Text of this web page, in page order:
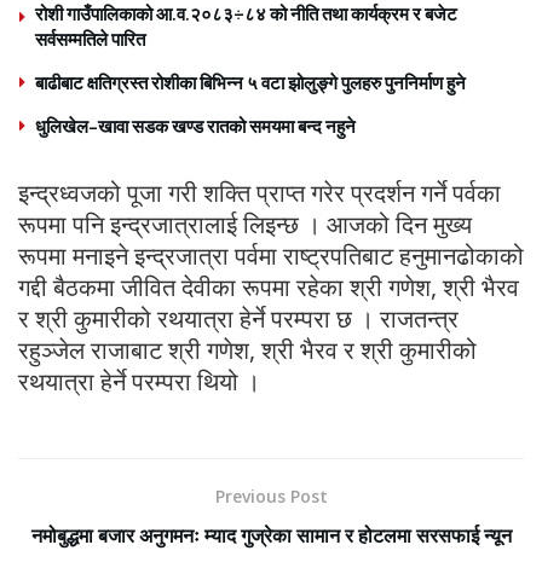
रोशी गाउँपालिकाको आ.व.२०८३÷८४ को नीति तथा कार्यक्रम र बजेट
सर्वसम्मतिले पारित
बाढीबाट क्षतिग्रस्त रोशीका बिभिन्न ५ वटा झोलुङ्गे पुलहरु पुननिर्माण हुने
धुलिखेल–खावा सडक खण्ड रातको समयमा बन्द नहुने
इन्द्रध्वजको पूजा गरी शक्ति प्राप्त गरेर प्रदर्शन गर्ने पर्वका
रूपमा पनि इन्द्रजात्रालाई लिइन्छ । आजको दिन मुख्य
रूपमा मनाइने इन्द्रजात्रा पर्वमा राष्ट्रपतिबाट हनुमानढोकाको
गद्दी बैठकमा जीवित देवीका रूपमा रहेका श्री गणेश, श्री भैरव
र श्री कुमारीको रथयात्रा हेर्ने परम्परा छ । राजतन्त्र
रहुञ्जेल राजाबाट श्री गणेश, श्री भैरव र श्री कुमारीको
रथयात्रा हेर्ने परम्परा थियो ।
Previous Post
नमोबुद्धमा बजार अनुगमनः म्याद गुज्रेका सामान र होटलमा सरसफाई न्यून